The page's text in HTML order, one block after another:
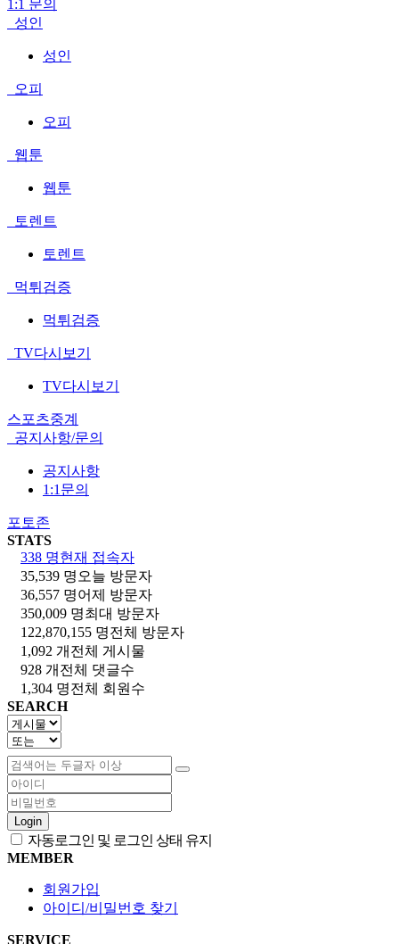
1:1 문의
성인
성인
오피
오피
웹툰
웹툰
토렌트
토렌트
먹튀검증
먹튀검증
TV다시보기
TV다시보기
스포츠중계
공지사항/문의
공지사항
1:1문의
포토존
STATS
338 명현재 접속자
35,539 명 오늘 방문자
36,557 명어제 방문자
350,009 명최대 방문자
122,870,155 명전체 방문자
1,092 개 전체 게시물
928 개 전체 댓글수
1,304 명전체 회원수
SEARCH
Login
자동로그인 및 로그인 상태 유지
MEMBER
회원가입
아이디/비밀번호 찾기
SERVICE